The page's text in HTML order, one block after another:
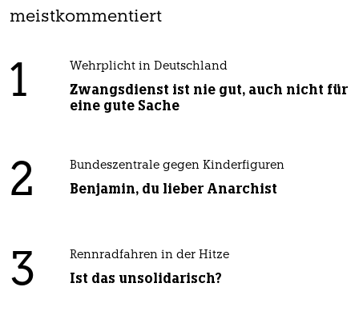
meistkommentiert
1 Wehrplicht in Deutschland
Zwangsdienst ist nie gut, auch nicht für
eine gute Sache
2 Bundeszentrale gegen Kinderfiguren
Benjamin, du lieber Anarchist
3 Rennradfahren in der Hitze
Ist das unsolidarisch?